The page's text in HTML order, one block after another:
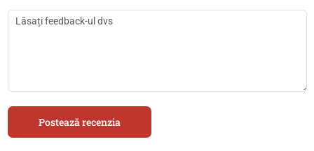
Postează recenzia